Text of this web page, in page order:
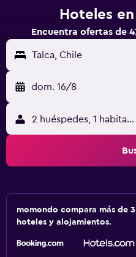
Hoteles
Encuentra ofertas de
Talca, Chile
dom. 16/8
2 huéspedes, 1
momondo compara más de
hoteles y alojamientos.